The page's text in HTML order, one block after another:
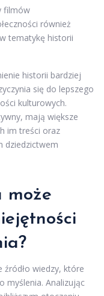
filmów
również
tematykę historii
historii bardziej
się do lepszego
kulturowych.
mają większe
im treści oraz
dziedzictwem
może
źródło wiedzy, które
myślenia. Analizując